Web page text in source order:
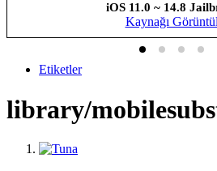
iOS 11.0 ~ 14.8
Kaynağı
Etiketler
library/